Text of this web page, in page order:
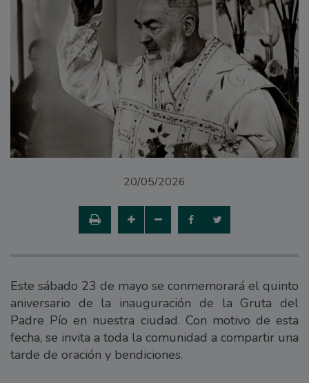
20/05/2026
Este sábado 23 de mayo se conmemorará el quinto
aniversario de la inauguración de la Gruta del
Padre Pío en nuestra ciudad. Con motivo de esta
fecha, se invita a toda la comunidad a compartir una
tarde de oración y bendiciones.